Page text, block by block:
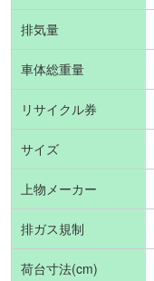
排気量
車体総重量
リサイクル券
サイズ
上物メーカー
排ガス規制
荷台寸法(cm)